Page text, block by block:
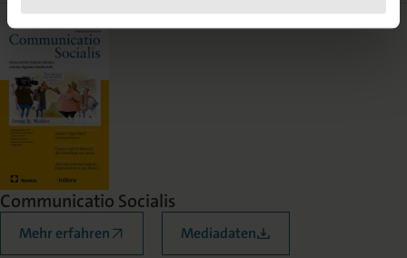
Communicatio Socialis
Mehr erfahren Mediadaten